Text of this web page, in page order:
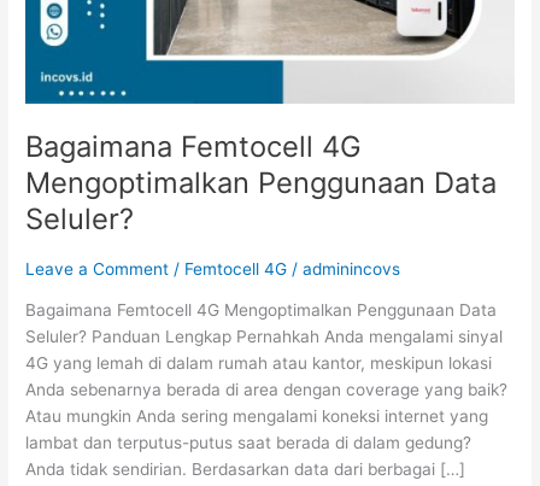
Bagaimana Femtocell 4G
Mengoptimalkan Penggunaan Data
Seluler?
Leave a Comment / Femtocell 4G /adminincovs
Bagaimana Femtocell 4G Mengoptimalkan Penggunaan Data
Seluler? Panduan Lengkap Pernahkah Anda mengalami sinyal
4G yang lemah di dalam rumah atau kantor, meskipun lokasi
Anda sebenarnya berada di area dengan coverage yang baik?
Atau mungkin Anda sering mengalami koneksi internet yang
lambat dan terputus-putus saat berada di dalam gedung?
Anda tidak sendirian. Berdasarkan data dari berbagai […]